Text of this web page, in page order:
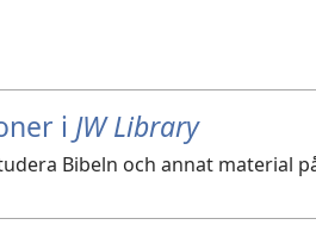
i JW Library
Bibeln och annat material